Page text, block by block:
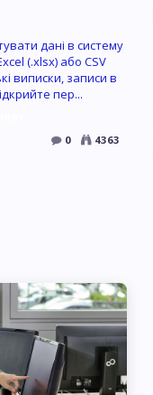
дані в систему
(.xlsx) або CSV
виписки, записи в
пер...
0 4363